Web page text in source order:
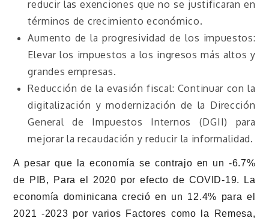
reducir las exenciones que no se justificaran en
términos de crecimiento económico.
Aumento de la progresividad de los impuestos:
Elevar los impuestos a los ingresos más altos y
grandes empresas.
Reducción de la evasión fiscal: Continuar con la
digitalización y modernización de la Dirección
General de Impuestos Internos (DGII) para
mejorar la recaudación y reducir la informalidad.
A pesar que la economía se contrajo en un -6.7%
de PIB, Para el 2020 por efecto de COVID-19. La
economía dominicana creció en un 12.4% para el
2021 -2023 por varios Factores como la Remesa,